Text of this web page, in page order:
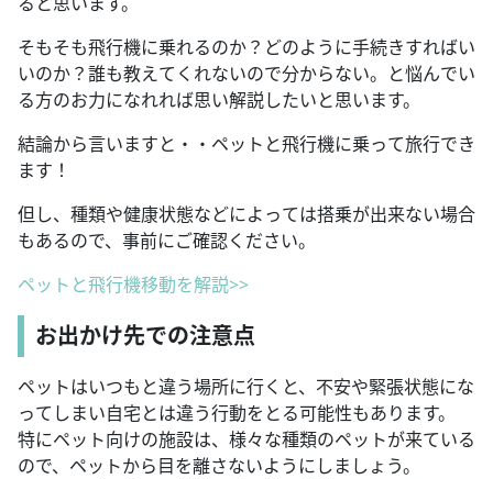
そもそも飛行機に乗れるのか？どのように手続きすればい
いのか？誰も教えてくれないので分からない。と悩んでい
る方のお力になれれば思い解説したいと思います。
結論から言いますと・・ペットと飛行機に乗って旅行でき
ます！
但し、種類や健康状態などによっては搭乗が出来ない場合
もあるので、事前にご確認ください。
ペットと飛行機移動を解説>>
お出かけ先での注意点
ペットはいつもと違う場所に行くと、不安や緊張状態にな
ってしまい自宅とは違う行動をとる可能性もあります。
特にペット向けの施設は、様々な種類のペットが来ている
ので、ペットから目を離さないようにしましょう。